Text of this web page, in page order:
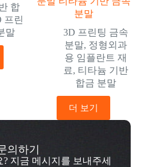
합
프린
말
분말
3D 프린팅 금속
분말, 정형외과
용 임플란트 재
료, 티타늄 기반
합금 분말
더 보기
의하기
지금 메시지를 보내주세